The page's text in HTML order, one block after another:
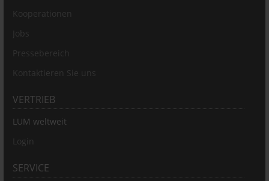
Kooperationen
Jobs
Pressebereich
Kontaktieren Sie uns
VERTRIEB
LUM weltweit
Login
SERVICE